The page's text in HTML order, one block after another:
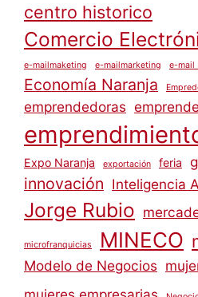
centro historico
Comercio
e-mailmaketing e-mailmarketing e-mail
Economía Naranja
emprendedoras
Expo Naranja
exportación feria
innovación Inteligencia
Jorge Rubio
microfranquicias MINECO
Modelo de Negocios